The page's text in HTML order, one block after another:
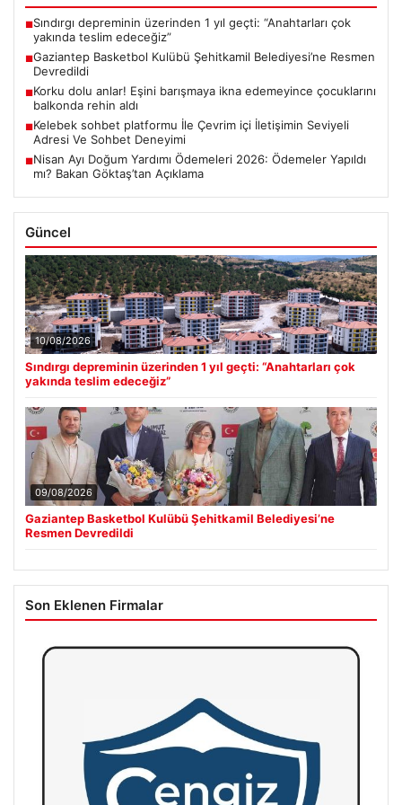
■Sındırgı depreminin üzerinden 1 yıl geçti: “Anahtarları çok
yakında teslim edeceğiz”
■Gaziantep Basketbol Kulübü Şehitkamil Belediyesi’ne Resmen
Devredildi
■Korku dolu anlar! Eşini barışmaya ikna edemeyince çocuklarını
balkonda rehin aldı
■Kelebek sohbet platformu İle Çevrim içi İletişimin Seviyeli
Adresi Ve Sohbet Deneyimi
■Nisan Ayı Doğum Yardımı Ödemeleri 2026: Ödemeler Yapıldı
mı? Bakan Göktaş’tan Açıklama
Güncel
10/08/2026
Sındırgı depreminin üzerinden 1 yıl geçti: “Anahtarları çok
yakında teslim edeceğiz”
09/08/2026
Gaziantep Basketbol Kulübü Şehitkamil Belediyesi’ne
Resmen Devredildi
Son Eklenen Firmalar